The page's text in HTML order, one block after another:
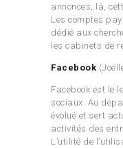
annonces, là,
Les comptes
dédié aux
les cabinets de
Facebook
Facebook est le
sociaux. Au
évolué et sert
activités des
L’utilité de